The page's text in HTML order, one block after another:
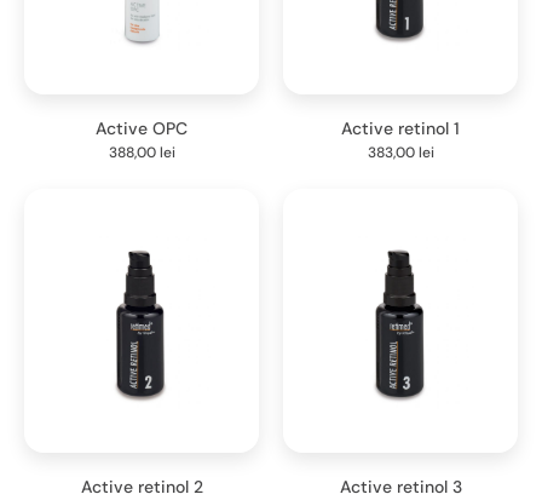
Active OPC
388,00lei
Active retinol 1
383,00lei
Active retinol 2 Active retinol 3